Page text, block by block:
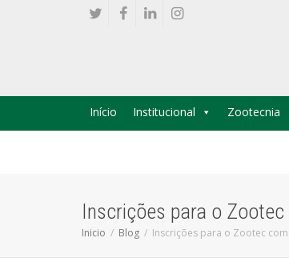
Início Institucional Zootecnia
Inscrições para o
Inicio Blog Inscrições para o Zootec